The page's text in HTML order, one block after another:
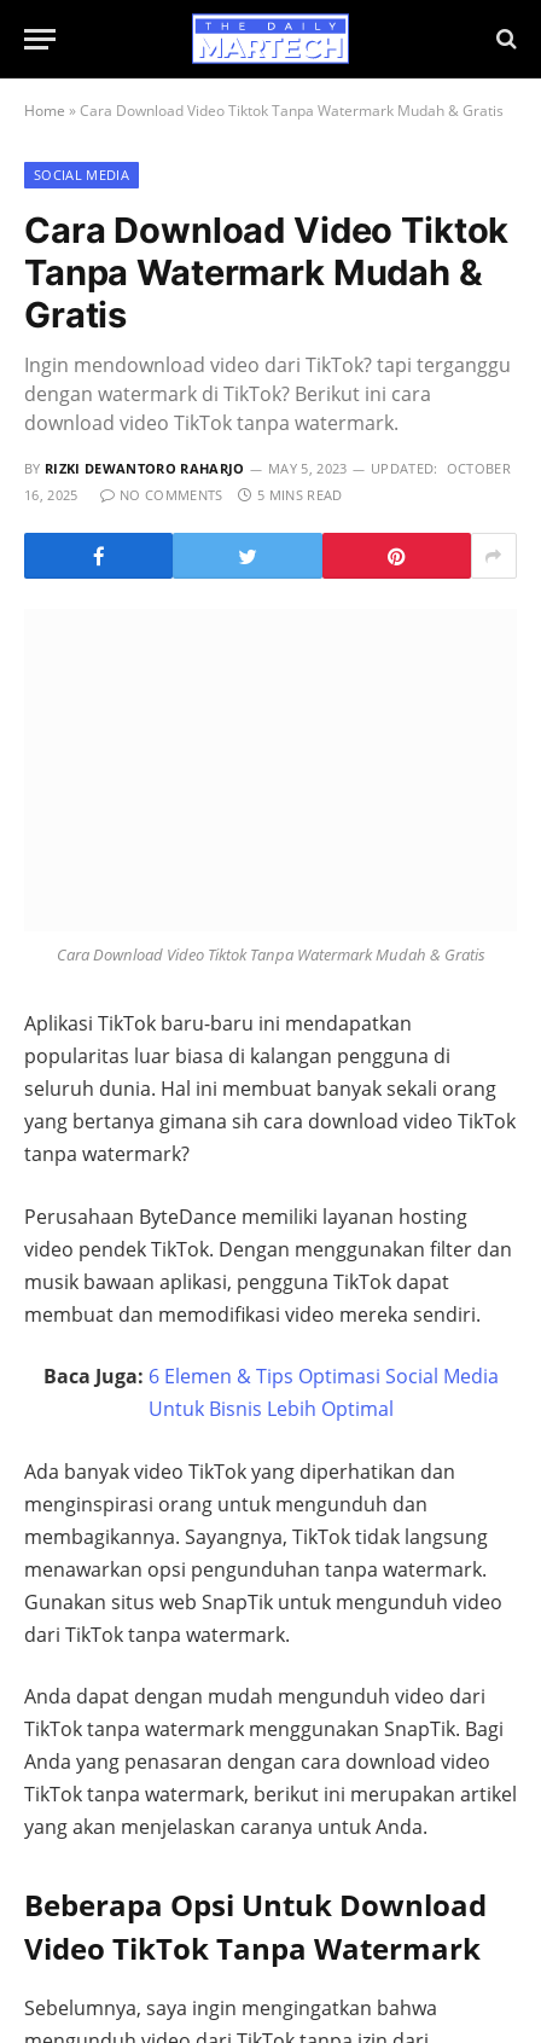
Home »Cara Download Video Tiktok Tanpa Watermark Mudah & Gratis
SOCIAL MEDIA
Cara Download Video Tiktok
Tanpa Watermark Mudah &
Gratis
Ingin mendownload video dari TikTok? tapi terganggu
dengan watermark di TikTok? Berikut ini cara
download video TikTok tanpa watermark.
BY RIZKI DEWANTORO RAHARJO MAY 5, 2023 UPDATED: OCTOBER
16, 2025
NO COMMENTS 5 MINS READ
Cara Download Video Tiktok Tanpa Watermark Mudah & Gratis
Aplikasi TikTok baru-baru ini mendapatkan
popularitas luar biasa di kalangan pengguna di
seluruh dunia. Hal ini membuat banyak sekali orang
yang bertanya gimana sih cara download video TikTok
tanpa watermark?
Perusahaan ByteDance memiliki layanan hosting
video pendek TikTok. Dengan menggunakan filter dan
musik bawaan aplikasi, pengguna TikTok dapat
membuat dan memodifikasi video mereka sendiri.
Baca Juga: 6 Elemen & Tips Optimasi Social Media
Untuk Bisnis Lebih Optimal
Ada banyak video TikTok yang diperhatikan dan
menginspirasi orang untuk mengunduh dan
membagikannya. Sayangnya, TikTok tidak langsung
menawarkan opsi pengunduhan tanpa watermark.
Gunakan situs web SnapTik untuk mengunduh video
dari TikTok tanpa watermark.
Anda dapat dengan mudah mengunduh video dari
TikTok tanpa watermark menggunakan SnapTik. Bagi
Anda yang penasaran dengan cara download video
TikTok tanpa watermark, berikut ini merupakan artikel
yang akan menjelaskan caranya untuk Anda.
Beberapa Opsi Untuk Download
Video TikTok Tanpa Watermark
Sebelumnya, saya ingin mengingatkan bahwa